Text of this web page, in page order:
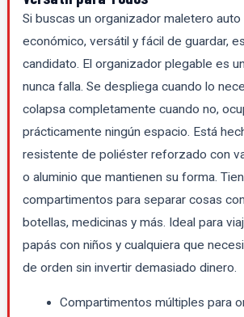
Si buscas un organizador maletero
económico, versátil y fácil de guardar,
candidato. El organizador plegable es
nunca falla. Se despliega cuando lo
colapsa completamente cuando no,
prácticamente ningún espacio. Está
resistente de poliéster reforzado con
o aluminio que mantienen su forma.
compartimentos para separar cosas
botellas, medicinas y más. Ideal para
papás con niños y cualquiera que
de orden sin invertir demasiado dinero.
Compartimentos múltiples para